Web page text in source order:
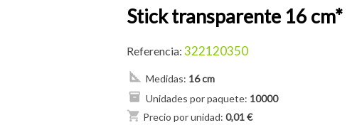
Stick transparente 16 cm*
Referencia: 322120350
Medidas: 16 cm
Unidades por paquete: 10000
shopping_cart Precio por unidad: 0,01 €